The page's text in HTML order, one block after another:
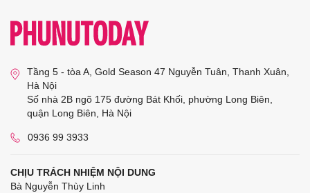
Tầng 5 - tòa A, Gold Season 47 Nguyễn Tuân, Thanh Xuân,
Hà Nội
Số nhà 2B ngõ 175 đường Bát Khối, phường Long Biên,
quận Long Biên, Hà Nội
0936 99 3933
CHỊU TRÁCH NHIỆM NỘI DUNG
Bà Nguyễn Thùy Linh